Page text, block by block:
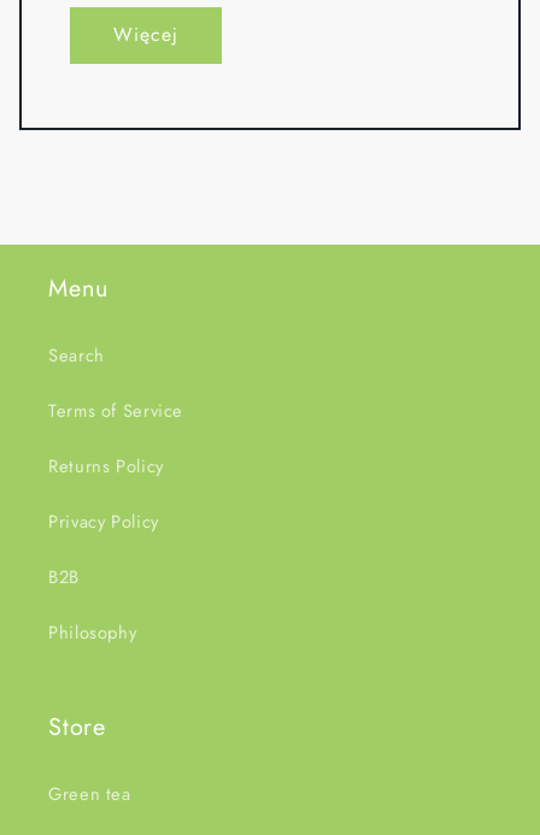
Więcej
Menu
Search
Terms of Service
Returns Policy
Privacy Policy
B2B
Philosophy
Store
Green tea